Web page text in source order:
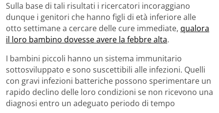
Sulla base di tali risultati i ricercatori incoraggiano
dunque i genitori che hanno figli di età inferiore alle
otto settimane a cercare delle cure immediate, qualora
il loro bambino dovesse avere la febbre alta.
I bambini piccoli hanno un sistema immunitario
sottosviluppato e sono suscettibili alle infezioni. Quelli
con gravi infezioni batteriche possono sperimentare un
rapido declino delle loro condizioni se non ricevono una
diagnosi entro un adeguato periodo di tempo